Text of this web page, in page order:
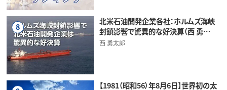
8
北米石油開発企業各社：ホルムズ海峡
封鎖影響で驚異的な好決算（西 勇…
西 勇太郎
【1981（昭和56）年8月6日】世界初の太